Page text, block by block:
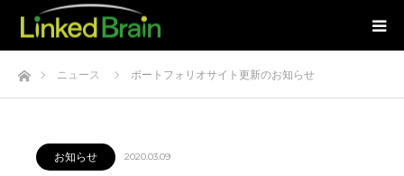
ホームニュース ポートフォリオサイト更新のお知らせ
お知らせ 2020.03.09